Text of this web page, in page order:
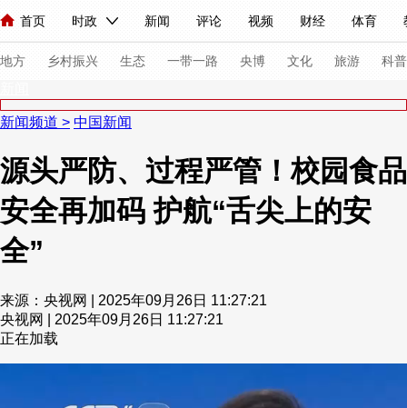
首页 时政 新闻 评论 视频 财经 体育
人民领袖习近平 联播+ 中国领导人 央视快评 习式妙语
直播 栏目大全 节目单 听音 微视频 主持人
海外频道 iPanda English Монгол
地方 乡村振兴 生态 一带一路 央博 文化 旅游 科普
总台春晚 网络春晚
新闻 国内 国际 评论 经济 军事 科技
人民领袖习近平
现场 前线 比划 快看
生活体育大会
新闻频道 > 中国新闻
源头严防、过程严管！校园食品
安全再加码 护航“舌尖上的安
全”
来源：央视网 | 2025年09月26日 11:27:21
央视网 | 2025年09月26日 11:27:21
正在加载